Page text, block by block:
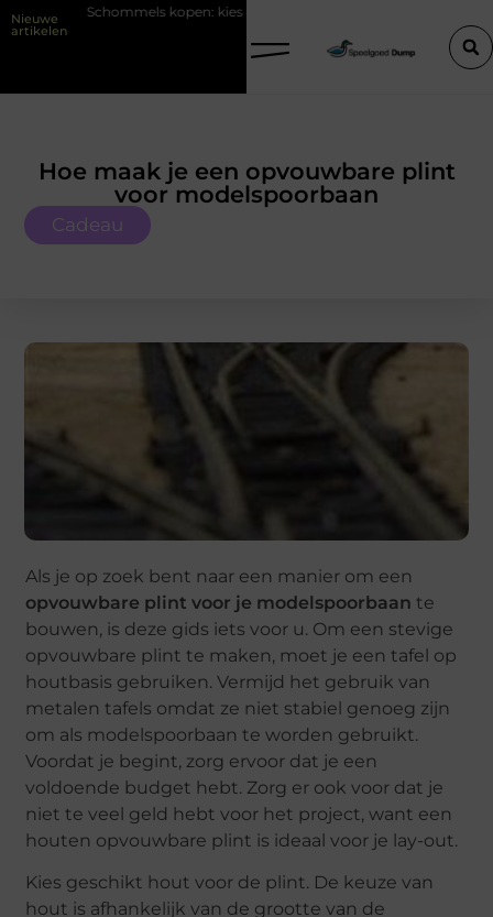
Nieuwe
artikelen
Schommels kopen: kies eerst plek en ondergrond in je tuin
Hoe maak je een opvouwbare plint
voor modelspoorbaan
Cadeau
Als je op zoek bent naar een manier om een
opvouwbare plint voor je modelspoorbaan te
bouwen, is deze gids iets voor u. Om een stevige
opvouwbare plint te maken, moet je een tafel op
houtbasis gebruiken. Vermijd het gebruik van
metalen tafels omdat ze niet stabiel genoeg zijn
om als modelspoorbaan te worden gebruikt.
Voordat je begint, zorg ervoor dat je een
voldoende budget hebt. Zorg er ook voor dat je
niet te veel geld hebt voor het project, want een
houten opvouwbare plint is ideaal voor je lay-out.
Kies geschikt hout voor de plint. De keuze van
hout is afhankelijk van de grootte van de